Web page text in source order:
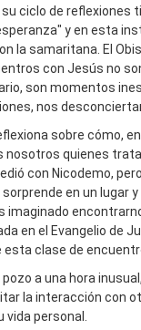
ciclo de reflexiones
y en esta
la samaritana. El
con Jesús no
son momentos
nos
sobre cómo,
nosotros quienes
con Nicodemo,
en un lugar
imaginado
en el Evangelio de
esta clase de
a una hora
la interacción con
vida personal.